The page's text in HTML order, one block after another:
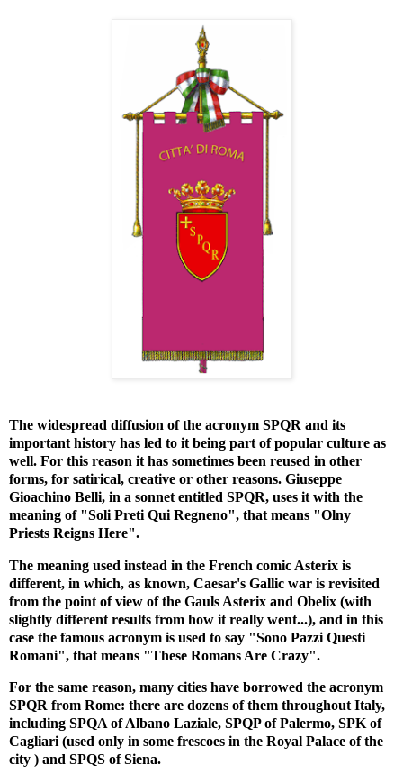
The widespread diffusion of the acronym SPQR and its
important history has led to it being part of popular culture as
well. For this reason it has sometimes been reused in other
forms, for satirical, creative or other reasons. Giuseppe
Gioachino Belli, in a sonnet entitled SPQR, uses it with the
meaning of "Soli Preti Qui Regneno", that means "Olny
Priests Reigns Here".
The meaning used instead in the French comic Asterix is
different, in which, as known, Caesar's Gallic war is revisited
from the point of view of the Gauls Asterix and Obelix (with
slightly different results from how it really went...), and in this
case the famous acronym is used to say "Sono Pazzi Questi
Romani", that means "These Romans Are Crazy".
For the same reason, many cities have borrowed the acronym
SPQR from Rome: there are dozens of them throughout Italy,
including SPQA of Albano Laziale, SPQP of Palermo, SPK of
Cagliari (used only in some frescoes in the Royal Palace of the
city ) and SPQS of Siena.